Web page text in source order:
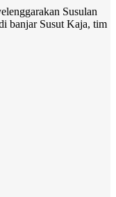
Susulan
banjar Susut Kaja, tim